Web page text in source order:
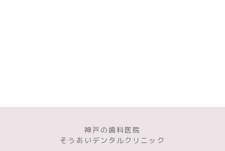
神戸の歯科医院
そうあいデンタルクリニック